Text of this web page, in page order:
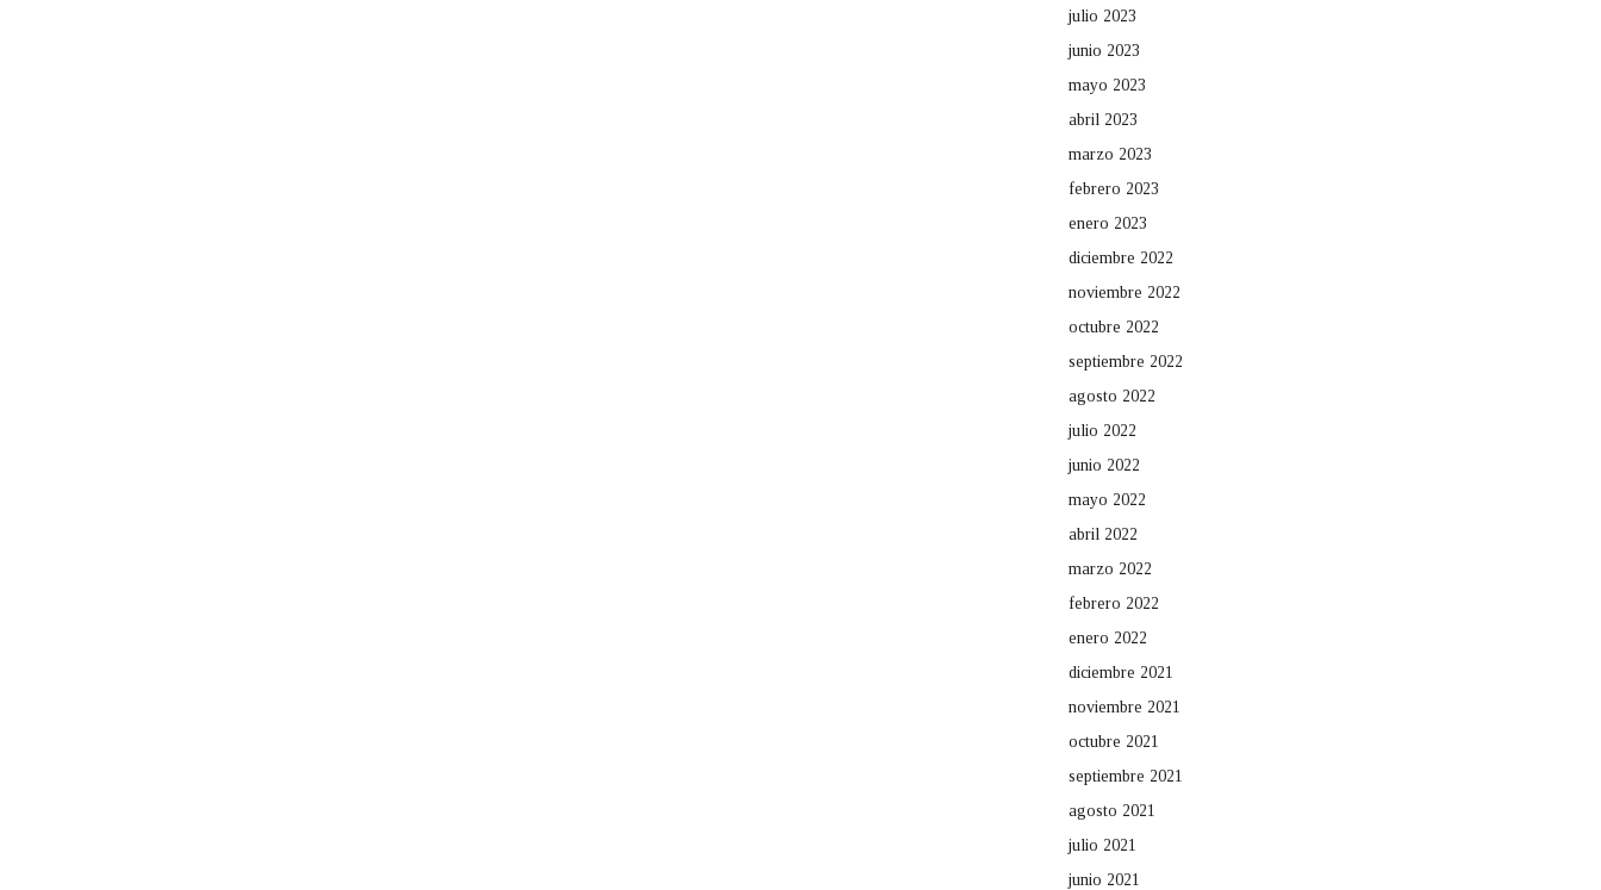
julio 2023
junio 2023
mayo 2023
abril 2023
marzo 2023
febrero 2023
enero 2023
diciembre 2022
noviembre 2022
octubre 2022
septiembre 2022
agosto 2022
julio 2022
junio 2022
mayo 2022
abril 2022
marzo 2022
febrero 2022
enero 2022
diciembre 2021
noviembre 2021
octubre 2021
septiembre 2021
agosto 2021
julio 2021
junio 2021